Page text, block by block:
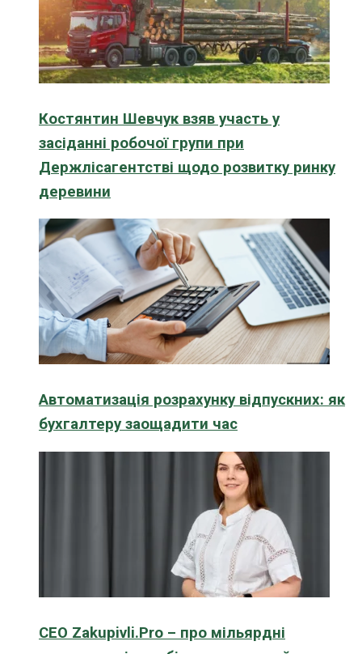
Костянтин Шевчук взяв участь у
засіданні робочої групи при
Держлісагентстві щодо розвитку ринку
деревини
Автоматизація розрахунку відпускних: як
бухгалтеру заощадити час
CEO Zakupivli.Pro – про мільярдні